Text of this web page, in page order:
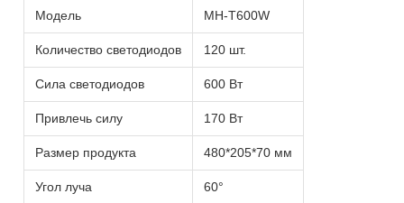
Модель MH-T600W
Количество светодиодов 120 шт.
Сила светодиодов 600 Вт
Привлечь силу 170 Вт
Размер продукта 480*205*70 мм
Угол луча 60°